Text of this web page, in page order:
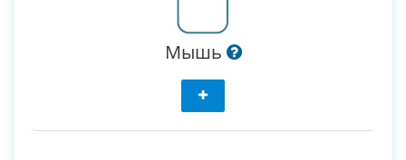
Мышь